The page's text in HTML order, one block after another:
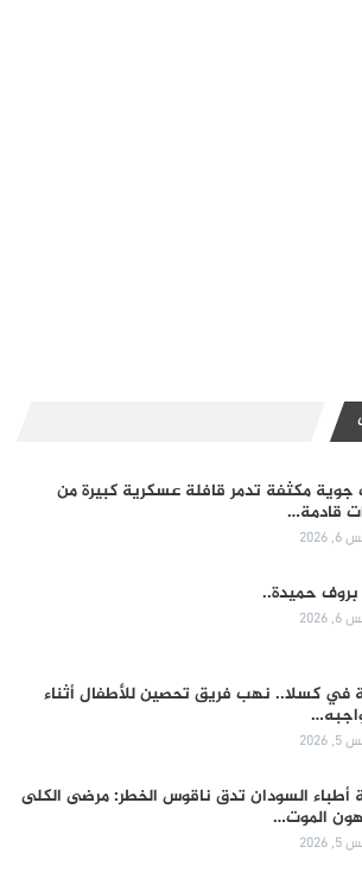
جوية مكثفة تدمر قافلة عسكرية كبيرة من
قادمة…
بروف حميدة..
في كسلا.. نهب فريق تحصين للأطفال أثناء
أطباء السودان تدق ناقوس الخطر: مرضى الكلى
الموت…